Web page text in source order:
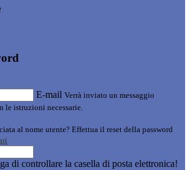
E-mail Verrà inviato un messaggio
istruzioni necessarie.
al nome utente? Effettua il reset della password
di controllare la casella di posta elettronica!